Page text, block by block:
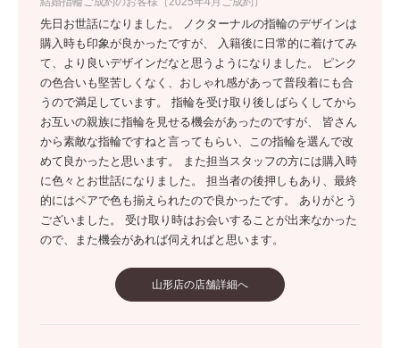
先日お世話になりました。 ノクターナルの指輪のデザインは
購入時も印象が良かったですが、 入籍後に日常的に着けてみ
て、より良いデザインだなと思うようになりました。 ピンク
の色合いも堅苦しくなく、おしゃれ感があって普段着にも合
うので満足しています。 指輪を受け取り後しばらくしてから
お互いの親族に指輪を見せる機会があったのですが、 皆さん
から素敵な指輪ですねと言ってもらい、この指輪を選んで改
めて良かったと思います。 また担当スタッフの方には購入時
に色々とお世話になりました。 担当者の後押しもあり、最終
的にはペアで色も揃えられたので良かったです。 ありがとう
ございました。 受け取り時はお会いすることが出来なかった
ので、また機会があれば伺えればと思います。
山形店の店舗詳細へ